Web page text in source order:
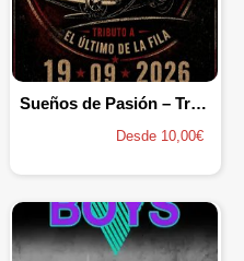
Sueños de Pasión – Tribut a El Ultimo de la Fila
Desde 10,00€